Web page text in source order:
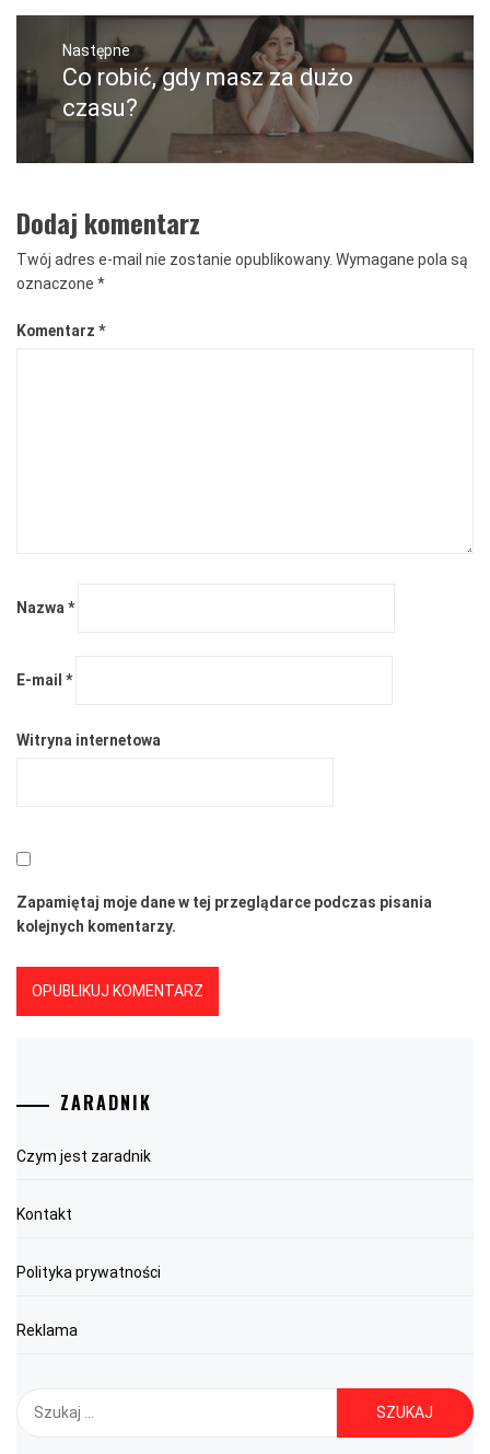
Następne
Następny
Co robić, gdy masz za dużo
czasu?
Dodaj komentarz
Twój adres e-mail nie zostanie opublikowany. Wymagane pola są
oznaczone *
Komentarz *
Nazwa*
E-mail *
Witryna internetowa
Zapamiętaj moje dane w tej przeglądarce podczas pisania
kolejnych komentarzy.
ZARADNIK
Czym jest zaradnik
Kontakt
Polityka prywatności
Reklama